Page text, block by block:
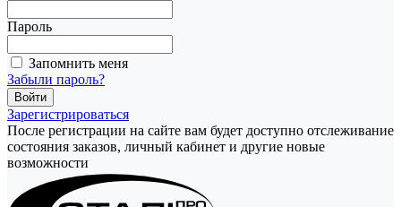
Пароль
Запомнить меня
Забыли пароль?
Зарегистрироваться
После регистрации на сайте вам будет доступно отслеживание
состояния заказов, личный кабинет и другие новые
возможности